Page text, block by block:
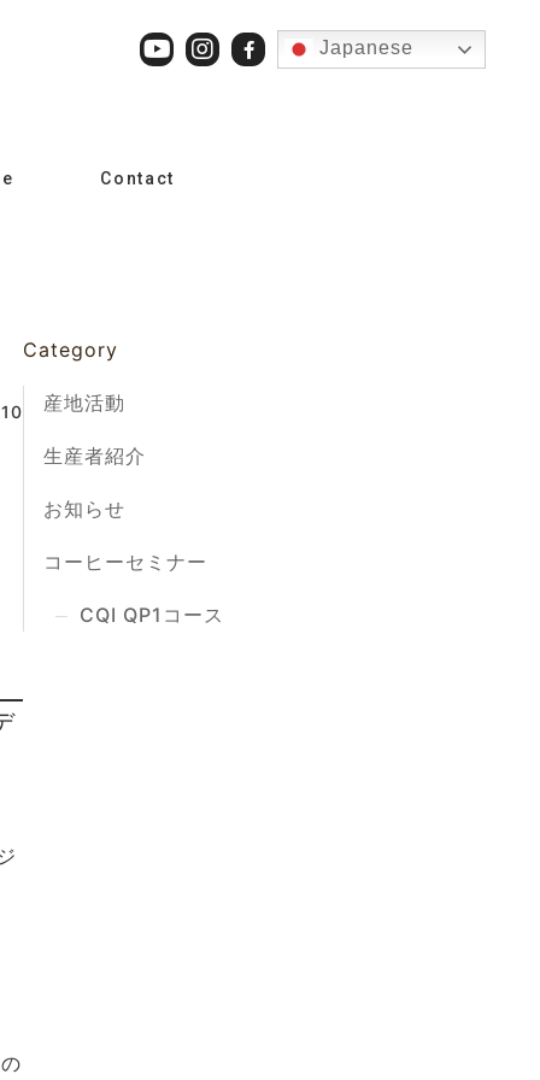
Japanese
Contact
Category
産地活動
生産者紹介
お知らせ
コーヒーセミナー
CQI QP1コース